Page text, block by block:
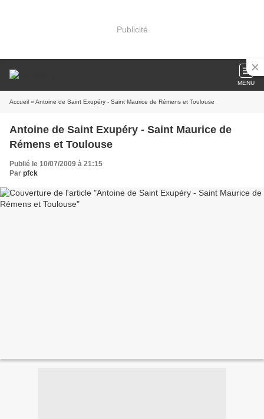
Publicité
MENU
Accueil » Antoine de Saint Exupéry - Saint Maurice de Rémens et Toulouse
Antoine de Saint Exupéry - Saint Maurice de
Rémens et Toulouse
Publié le 10/07/2009 à 21:15
Par pfck